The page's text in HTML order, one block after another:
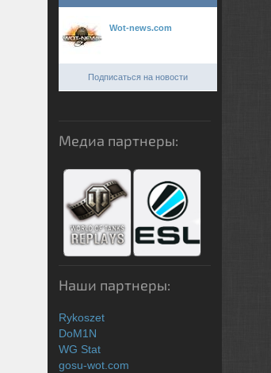
Wot-news.com
Подписаться на новости
Медиа партнеры:
Наши партнеры:
Rykoszet
DoM1N
WG Stat
gosu-wot.com